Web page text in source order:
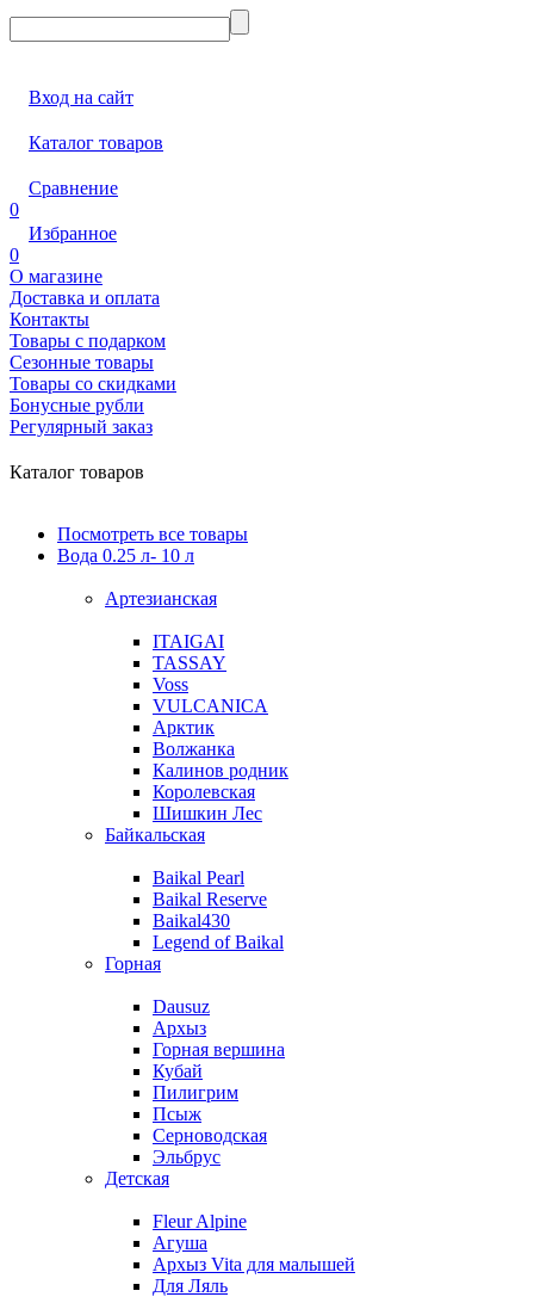
Вход на сайт
Каталог товаров
Сравнение
0
Избранное
0
О магазине
Доставка и оплата
Контакты
Товары с подарком
Сезонные товары
Товары со скидками
Бонусные рубли
Регулярный заказ
Каталог товаров
Посмотреть все товары
Вода 0.25 л- 10 л
Артезианская
ITAIGAI
TASSAY
Voss
VULCANICA
Арктик
Волжанка
Калинов родник
Королевская
Шишкин Лес
Байкальская
Baikal Pearl
Baikal Reserve
Baikal430
Legend of Baikal
Горная
Dausuz
Архыз
Горная вершина
Кубай
Пилигрим
Псыж
Серноводская
Эльбрус
Детская
Fleur Alpine
Агуша
Архыз Vita для малышей
Для Ляль